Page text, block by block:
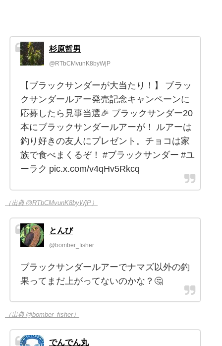
杉原哲男
@RTbCMvunK8byWjP
【ブラックサンダーが大当たり！】 ブラッ
クサンダールアー発売記念キャンペーンに
応募したら見事当選🎉 ブラックサンダー20
本にブラックサンダールアーが！ ルアーは
釣り好きの友人にプレゼント。チョコは家
族で食べまくるぞ！ #ブラックサンダー #ユ
ーラク pic.x.com/v4qHv5Rkcq
（出典 @RTbCMvunK8byWjP）
とんび
@bomber_fisher
ブラックサンダールアーでナマズ以外の釣
果ってまだ上がってないのかな？🤔
（出典 @bomber_fisher）
でんでん丸